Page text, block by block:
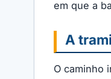
em que a
A
O caminho